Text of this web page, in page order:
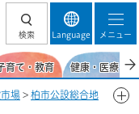
検索 Language メニュー
育て・教育 健康・医療・
場 > 柏市公設総合地